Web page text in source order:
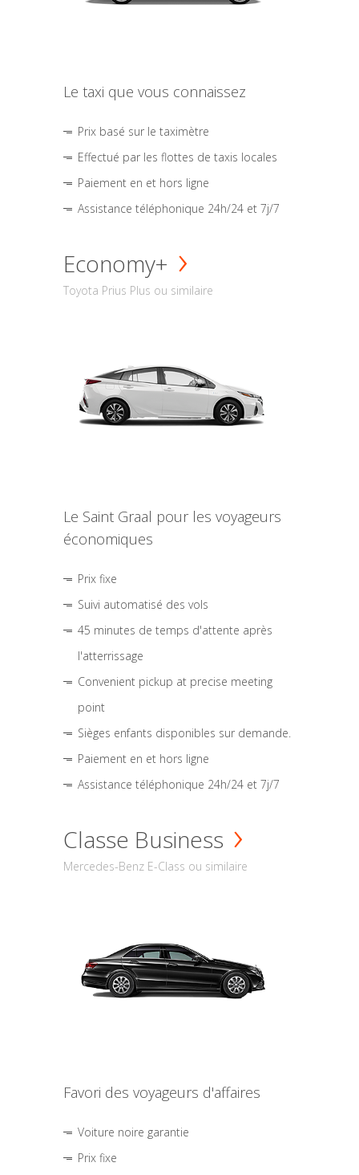
Le taxi que vous connaissez
Prix basé sur le taximètre
Effectué par les flottes de taxis locales
Paiement en et hors ligne
Assistance téléphonique 24h/24 et 7j/7
Economy+
Toyota Prius Plus ou similaire
Le Saint Graal pour les voyageurs
économiques
Prix fixe
Suivi automatisé des vols
45 minutes de temps d'attente après
l'atterrissage
Convenient pickup at precise meeting
point
Sièges enfants disponibles sur demande.
Paiement en et hors ligne
Assistance téléphonique 24h/24 et 7j/7
Classe Business
Mercedes-Benz E-Class ou similaire
Favori des voyageurs d'affaires
Voiture noire garantie
Prix fixe